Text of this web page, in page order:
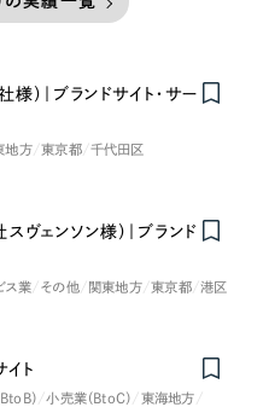
）｜ブランドサイト・サー
地方 東京都 千代田区
ヴェンソン様）｜ブランド
ス業 その他 関東地方 東京都 港区
ト
） 小売業（BtoC）
東海地方